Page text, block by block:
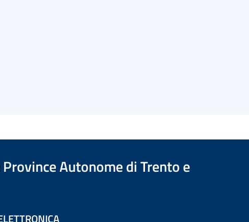
Autonome di Trento e